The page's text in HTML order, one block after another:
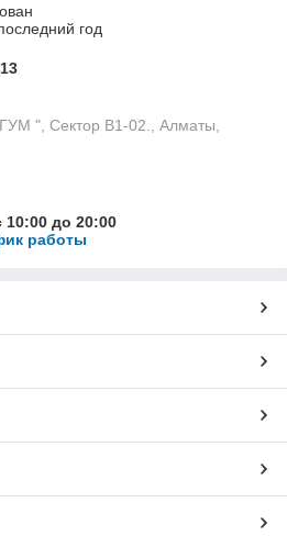
год
", Сектор В1-02., Алматы,
10:00 до 20:00
работы